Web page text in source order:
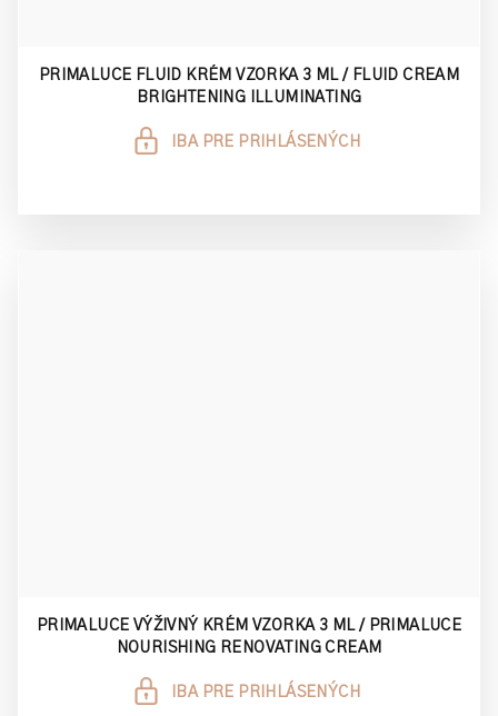
PRIMALUCE FLUID KRÉM VZORKA 3 ML / FLUID CREAM
BRIGHTENING ILLUMINATING
IBA PRE PRIHLÁSENÝCH
PRIMALUCE VÝŽIVNÝ KRÉM VZORKA 3 ML / PRIMALUCE
NOURISHING RENOVATING CREAM
IBA PRE PRIHLÁSENÝCH